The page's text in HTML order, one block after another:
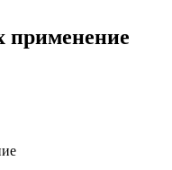
применение